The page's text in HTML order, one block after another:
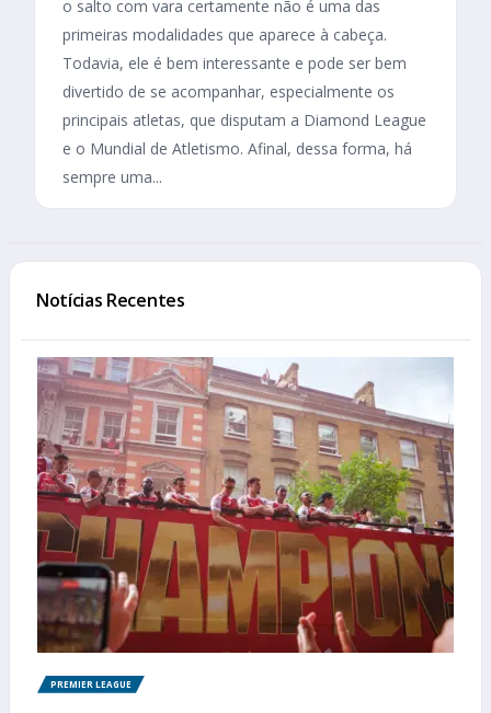
o salto com vara certamente não é uma das
primeiras modalidades que aparece à cabeça.
Todavia, ele é bem interessante e pode ser bem
divertido de se acompanhar, especialmente os
principais atletas, que disputam a Diamond League
e o Mundial de Atletismo. Afinal, dessa forma, há
sempre uma...
Notícias Recentes
PREMIER LEAGUE